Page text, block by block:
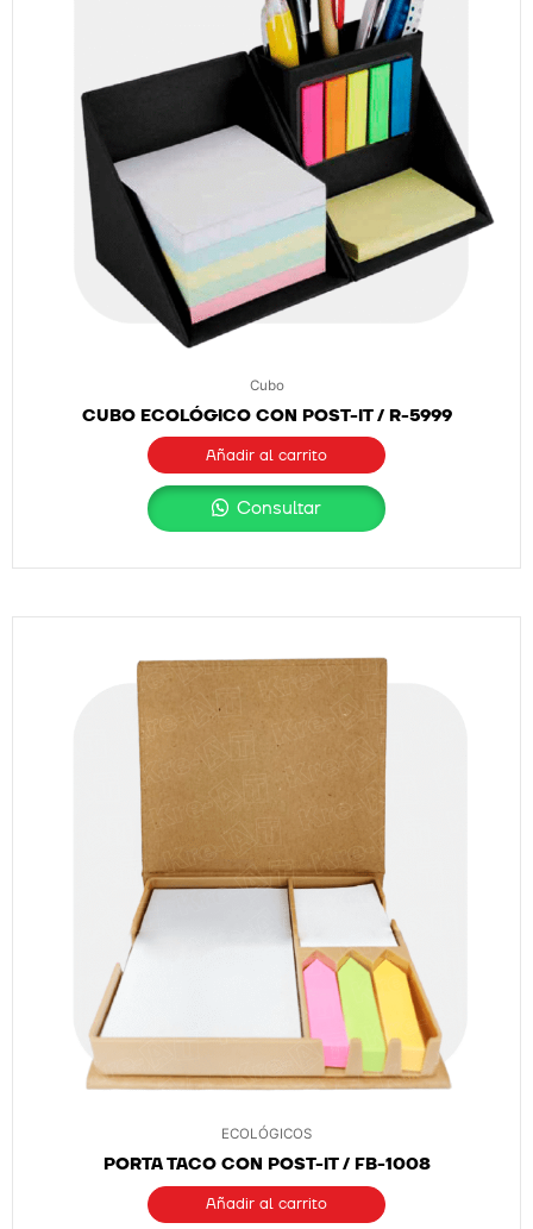
Cubo
CUBO ECOLÓGICO CON POST-IT / R-5999
Añadir al carrito
Consultar
ECOLÓGICOS
PORTA TACO CON POST-IT / FB-1008
Añadir al carrito